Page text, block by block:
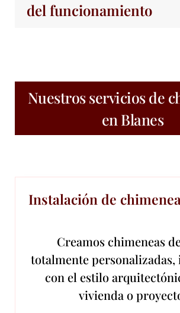
del funcionamiento
Nuestros servicios de
en Blanes
Instalación de
Creamos chimeneas
totalmente personalizadas,
con el estilo
vivienda o